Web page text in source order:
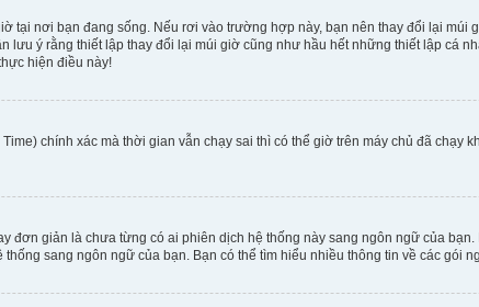
tại nơi bạn đang sống. Nếu rơi vào trường hợp này, bạn nên thay đổi lại
lưu ý rằng thiết lập thay đổi lại múi giờ cũng như hầu hết những thiết lập cá
hiện điều này!
chính xác mà thời gian vẫn chạy sai thì có thể giờ trên máy chủ đã
đơn giản là chưa từng có ai phiên dịch hệ thống này sang ngôn ngữ của
sang ngôn ngữ của bạn. Bạn có thể tìm hiểu nhiều thông tin về các gói